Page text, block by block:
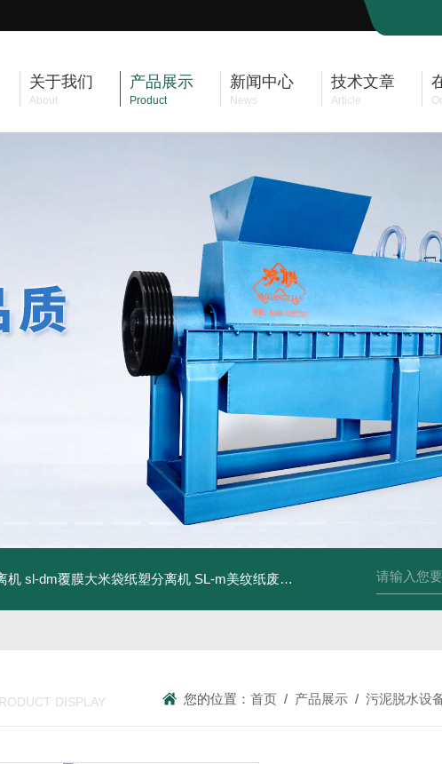
关于我们
About
产品展示
Product
新闻中心
News
技术文章
Article
机 sl-dm覆膜大米袋纸塑分离机 SL-m美纹纸废料碎浆机 SL-p泡面盖纸塑
DISPLAY 您的位置：首页 / 产品展示 /污泥脱水设